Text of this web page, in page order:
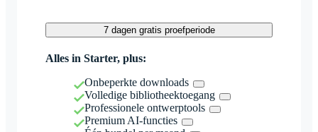
7 dagen gratis proefperiode
Alles in Starter, plus:
Onbeperkte downloads
Volledige bibliotheektoegang
Professionele ontwerptools
Premium AI-functies